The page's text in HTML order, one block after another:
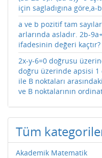
için sagladıgına göre,a-
a ve b pozitif tam
arlarında asladır. 2b-
ifadesinin değeri kaçtır?
2x-y-6=0 doğrusu
doğru üzerinde apsisi
ile B noktaları
ve B noktalarının
Tüm
Akademik Matematik